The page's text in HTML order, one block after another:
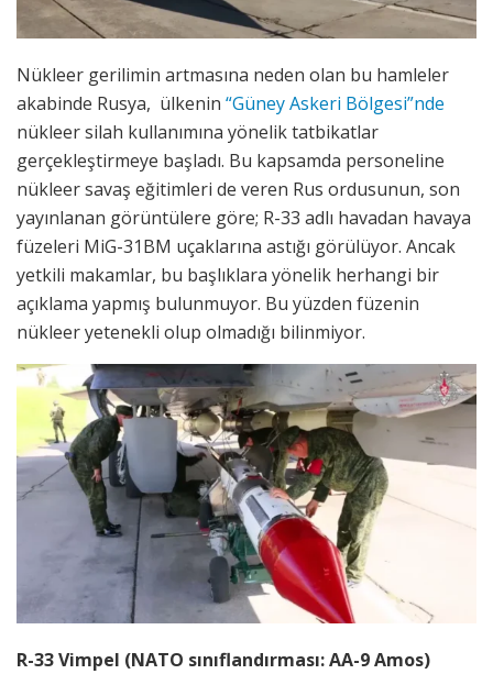
Nükleer gerilimin artmasına neden olan bu hamleler
akabinde Rusya, ülkenin “Güney Askeri Bölgesi”nde
nükleer silah kullanımına yönelik tatbikatlar
gerçekleştirmeye başladı. Bu kapsamda personeline
nükleer savaş eğitimleri de veren Rus ordusunun, son
yayınlanan görüntülere göre; R-33 adlı havadan havaya
füzeleri MiG-31BM uçaklarına astığı görülüyor. Ancak
yetkili makamlar, bu başlıklara yönelik herhangi bir
açıklama yapmış bulunmuyor. Bu yüzden füzenin
nükleer yetenekli olup olmadığı bilinmiyor.
R-33 Vimpel (NATO sınıflandırması: AA-9 Amos)